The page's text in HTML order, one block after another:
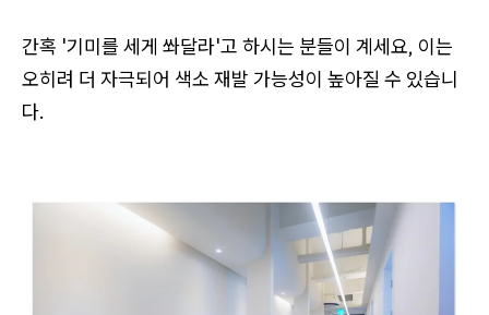
간혹 '기미를 세게 쏴달라'고 하시는 분들이 계세요, 이는
오히려 더 자극되어 색소 재발 가능성이 높아질 수 있습니
다.